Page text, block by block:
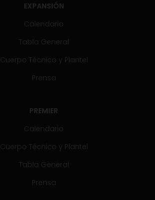
EXPANSIÓN
Calendario
Tabla General
Cuerpo Técnico y Plantel
Prensa
PREMIER
Calendario
Cuerpo Técnico y Plantel
Tabla General
Prensa